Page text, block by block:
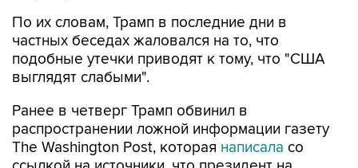
По их словам, Трамп в последние дни в
частных беседах жаловался на то, что
подобные утечки приводят к тому, что "США
выглядят слабыми".
Ранее в четверг Трамп обвинил в
распространении ложной информации газету
The Washington Post, которая написала со